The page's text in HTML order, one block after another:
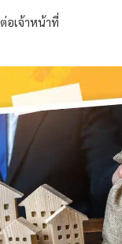
อเจ้าหน้าที่